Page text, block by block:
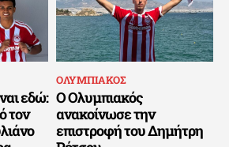
εδώ:
τον
ΟΛΥΜΠΙΑΚΟΣ
Ο Ολυμπιακός
ανακοίνωσε την
επιστροφή του Δημήτρη